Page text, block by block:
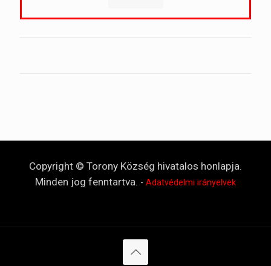
Copyright © Torony Község hivatalos honlapja.
Minden jog fenntartva. - Adatvédelmi irányelvek